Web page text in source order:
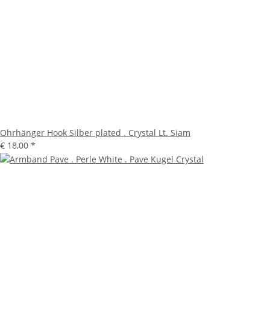
Ohrhänger Hook Silber plated . Crystal Lt. Siam
€ 18,00 *